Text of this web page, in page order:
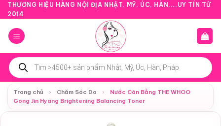
Bỏ
qua
nội
dung
THƯƠNG HIỆU HÀNG NỘI ĐỊA NHẬT, MỸ, ÚC, HÀN,...UY TÍN TỪ
2014
Tìm
kiếm
sản
phẩm
Trang chủ
› Chăm Sóc Da ›
Nước Cân Bằng THE WHOO
Gong Jin Hyang Brightening Balancing Toner